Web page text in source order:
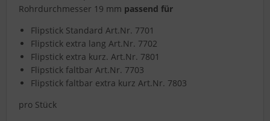
Rohrdurchmesser 19 mm passend für
Flipstick Standard Art.Nr. 7701
Flipstick extra lang Art.Nr. 7702
Flipstick extra kurz. Art.Nr. 7801
Flipstick faltbar Art.Nr. 7703
Flipstick faltbar extra kurz Art.Nr. 7803
pro Stück